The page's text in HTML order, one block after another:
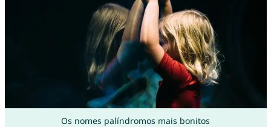
Os nomes palíndromos mais bonitos